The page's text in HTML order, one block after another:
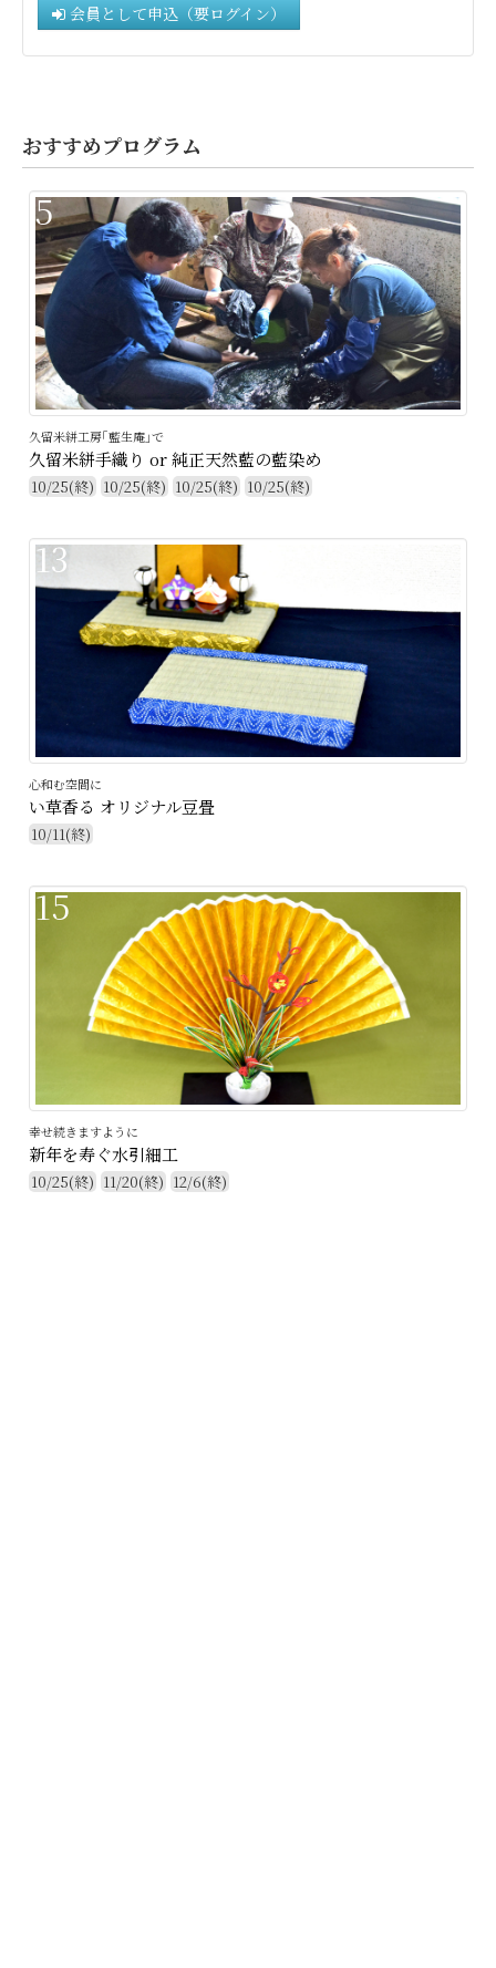
会員として申込（要ログイン）
おすすめプログラム
5
久留米絣工房｢藍生庵｣で
久留米絣手織り or 純正天然藍の藍染め
10/25(終) 10/25(終) 10/25(終) 10/25(終)
13
心和む空間に
い草香る オリジナル豆畳
10/11(終)
15
幸せ続きますように
新年を寿ぐ水引細工
10/25(終) 11/20(終) 12/6(終)